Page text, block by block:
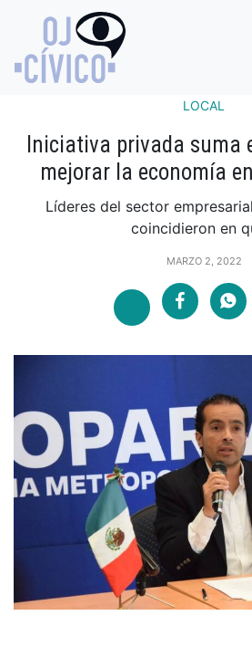
LOCAL
Iniciativa privada suma
mejorar la economía
Líderes del sector
coincidieron en
MARZO 2, 2022